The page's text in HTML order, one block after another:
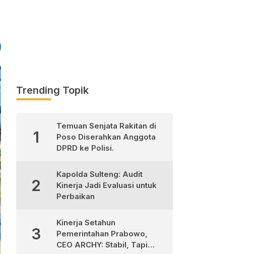
Trending Topik
1
Temuan Senjata Rakitan di
Poso Diserahkan Anggota
DPRD ke Polisi.
2
Kapolda Sulteng: Audit
Kinerja Jadi Evaluasi untuk
Perbaikan
3
Kinerja Setahun
Pemerintahan Prabowo,
CEO ARCHY: Stabil, Tapi